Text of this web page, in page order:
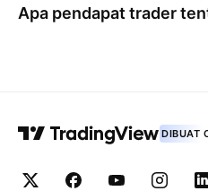
Apa pendapat trader
DIBUAT